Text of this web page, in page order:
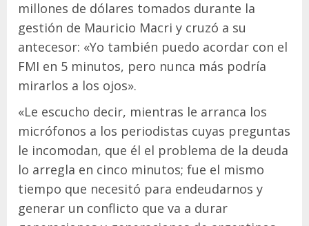
millones de dólares tomados durante la
gestión de Mauricio Macri y cruzó a su
antecesor: «Yo también puedo acordar con el
FMI en 5 minutos, pero nunca más podría
mirarlos a los ojos».
«Le escucho decir, mientras le arranca los
micrófonos a los periodistas cuyas preguntas
le incomodan, que él el problema de la deuda
lo arregla en cinco minutos; fue el mismo
tiempo que necesitó para endeudarnos y
generar un conflicto que va a durar